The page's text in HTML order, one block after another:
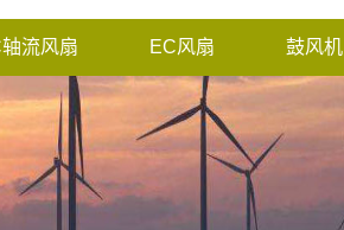
流风扇 EC风扇 鼓风机